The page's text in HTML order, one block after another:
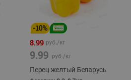
-10%
8.99 руб./кг
9.99 руб./кг
Перец желтый Беларусь